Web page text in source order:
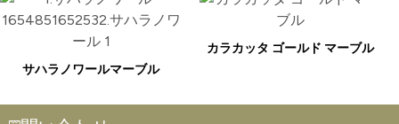
サハラノワールマーブル
カラカッタ ゴールド マーブル